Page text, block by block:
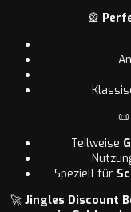
🎡
📜
Teilweise
Speziell für
🚀 Jingles Discount